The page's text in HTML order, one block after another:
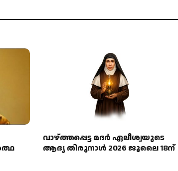
വാഴ്ത്തപ്പെട്ട മദര്‍ ഏലീശ്വയുടെ
ആദ്യ തിരുനാള്‍ 2026 ജൂലൈ 18ന്